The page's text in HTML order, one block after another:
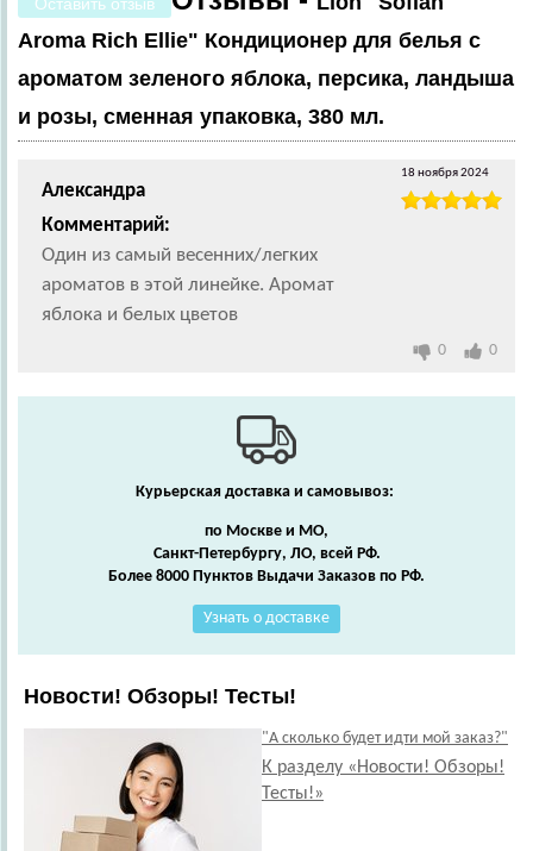
Aroma Rich Ellie" Кондиционер для белья с
ароматом зеленого яблока, персика, ландыша
и розы, сменная упаковка, 380 мл.
Александра
Комментарий:
Один из самый весенних/легких
ароматов в этой линейке. Аромат
яблока и белых цветов
18 ноября 2024
0 0
Курьерская доставка и самовывоз:
по Москве и МО,
Санкт-Петербургу, ЛО, всей РФ.
Более 8000 Пунктов Выдачи Заказов по РФ.
Узнать о доставке
Новости! Обзоры! Тесты!
"А сколько будет идти мой заказ?"
К разделу «Новости! Обзоры!
Тесты!»